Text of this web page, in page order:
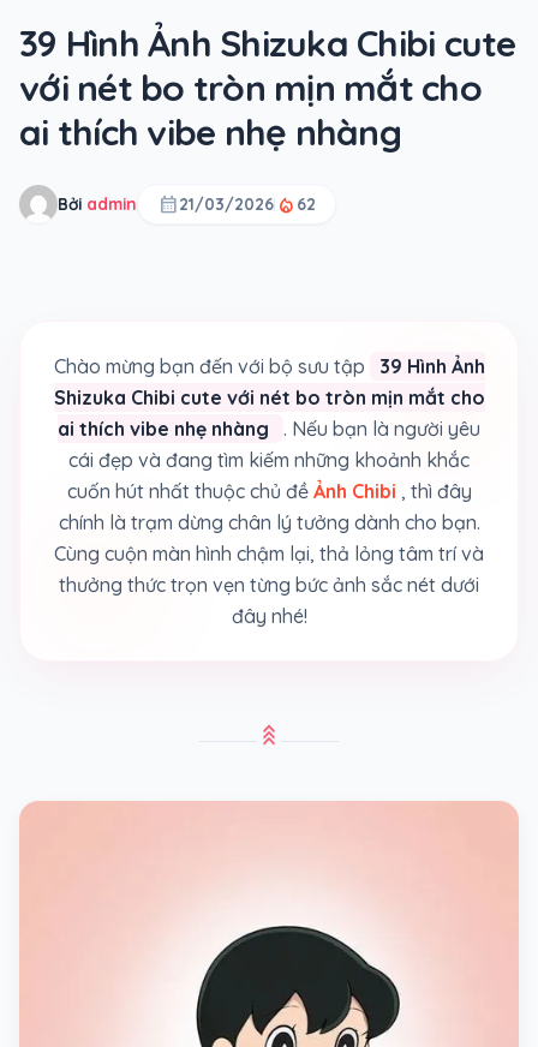
39 Hình Ảnh Shizuka Chibi cute
với nét bo tròn mịn mắt cho
ai thích vibe nhẹ nhàng
Bởi admin calendar_month21/03/2026 local_fire_department 62
Chào mừng bạn đến với bộ sưu tập
39 Hình Ảnh
Shizuka Chibi cute với nét bo tròn mịn mắt cho
ai thích vibe nhẹ nhàng
. Nếu bạn là người yêu
cái đẹp và đang tìm kiếm những khoảnh khắc
cuốn hút nhất thuộc chủ đề Ảnh Chibi , thì đây
chính là trạm dừng chân lý tưởng dành cho bạn.
Cùng cuộn màn hình chậm lại, thả lỏng tâm trí và
thưởng thức trọn vẹn từng bức ảnh sắc nét dưới
đây nhé!
stat_3